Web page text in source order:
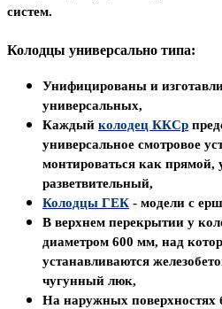
систем.
Колодцы универсально типа:
Унифицированы и
универсальных,
Каждый колодец ККСр
универсальное смотровое
монтироваться как прямой,
разветвительный,
Колодцы ГЕК - модели с
В верхнем перекрытии у
диаметром 600 мм, над
устанавливаются
чугунный люк,
На наружных поверхностях